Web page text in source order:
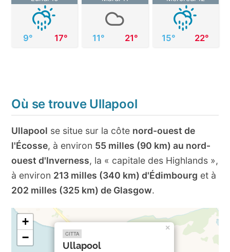
9° 17° 11° 21° 15° 22°
Où se trouve Ullapool
Ullapool se situe sur la côte nord-ouest de
l'Écosse, à environ 55 milles (90 km) au nord-
ouest d'Inverness, la « capitale des Highlands »,
à environ 213 milles (340 km) d'Édimbourg et à
202 milles (325 km) de Glasgow.
CITTA
Ullapool
×
+
−